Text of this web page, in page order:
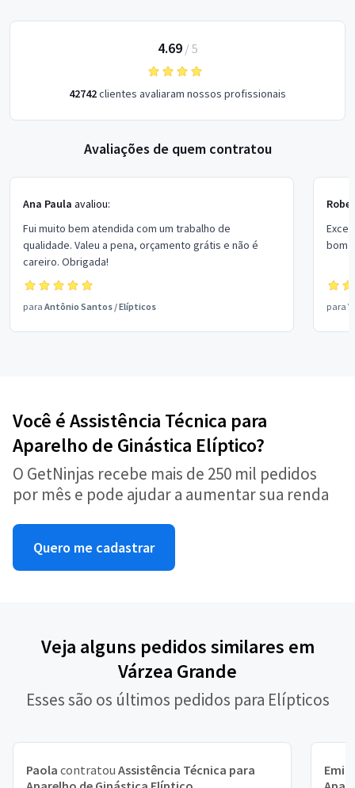
4.69/ 5
42742clientes avaliaram nossos profissionais
Avaliações de quem contratou
Ana Paula avaliou:
Fui muito bem atendida com um trabalho de
qualidade. Valeu a pena, orçamento grátis e não é
careiro. Obrigada!
para Antônio Santos /Elípticos
bom
para
Você é Assistência Técnica para
Aparelho de Ginástica Elíptico?
O GetNinjas recebe mais de 250 mil pedidos
por mês e pode ajudar a aumentar sua renda
Quero me cadastrar
Veja alguns pedidos similares em
Várzea Grande
Esses são os últimos pedidos para Elípticos
Paola contratou Assistência Técnica para